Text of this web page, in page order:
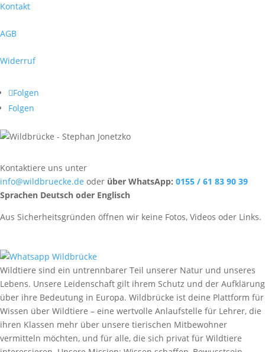
Kontakt
AGB
Widerruf
Folgen
Folgen
Kontaktiere uns unter
info@wildbruecke.de oder über WhatsApp: 0155 / 61 83 90 39
Sprachen Deutsch oder Englisch
Aus Sicherheitsgründen öffnen wir keine Fotos, Videos oder Links.
Wildtiere sind ein untrennbarer Teil unserer Natur und unseres
Lebens. Unsere Leidenschaft gilt ihrem Schutz und der Aufklärung
über ihre Bedeutung in Europa. Wildbrücke ist deine Plattform für
Wissen über Wildtiere – eine wertvolle Anlaufstelle für Lehrer, die
ihren Klassen mehr über unsere tierischen Mitbewohner
vermitteln möchten, und für alle, die sich privat für Wildtiere